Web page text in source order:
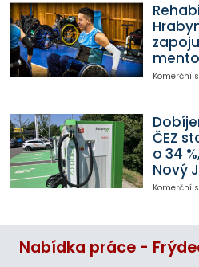
Komerční
ČEZ
o 34
Nový
Komerční
Nabídka práce -